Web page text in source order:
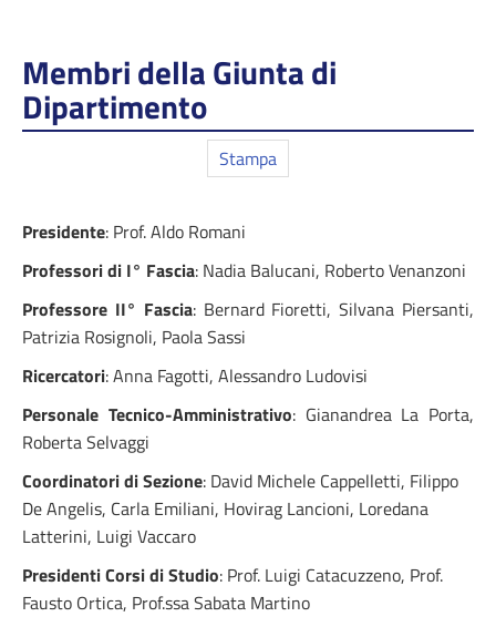
Membri della Giunta di
Dipartimento
Stampa
Presidente: Prof. Aldo Romani
Professori di I° Fascia: Nadia Balucani, Roberto Venanzoni
Professore II° Fascia: Bernard Fioretti, Silvana Piersanti,
Patrizia Rosignoli, Paola Sassi
Ricercatori: Anna Fagotti, Alessandro Ludovisi
Personale Tecnico-Amministrativo: Gianandrea La Porta,
Roberta Selvaggi
Coordinatori di Sezione: David Michele Cappelletti, Filippo
De Angelis, Carla Emiliani, Hovirag Lancioni, Loredana
Latterini, Luigi Vaccaro
Presidenti Corsi di Studio: Prof. Luigi Catacuzzeno, Prof.
Fausto Ortica, Prof.ssa Sabata Martino